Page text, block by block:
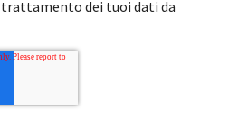
dei tuoi dati da